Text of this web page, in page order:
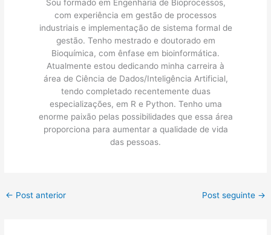
Sou formado em Engenharia de Bioprocessos,
com experiência em gestão de processos
industriais e implementação de sistema formal de
gestão. Tenho mestrado e doutorado em
Bioquímica, com ênfase em bioinformática.
Atualmente estou dedicando minha carreira à
área de Ciência de Dados/Inteligência Artificial,
tendo completado recentemente duas
especializações, em R e Python. Tenho uma
enorme paixão pelas possibilidades que essa área
proporciona para aumentar a qualidade de vida
das pessoas.
← Post anterior Post seguinte →